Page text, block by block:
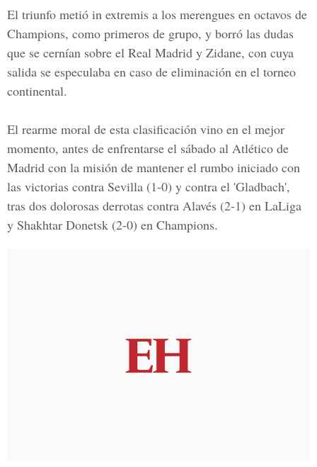
El triunfo metió in extremis a los merengues en octavos de
Champions, como primeros de grupo, y borró las dudas
que se cernían sobre el Real Madrid y Zidane, con cuya
salida se especulaba en caso de eliminación en el torneo
continental.
El rearme moral de esta clasificación vino en el mejor
momento, antes de enfrentarse el sábado al Atlético de
Madrid con la misión de mantener el rumbo iniciado con
las victorias contra Sevilla (1-0) y contra el 'Gladbach',
tras dos dolorosas derrotas contra Alavés (2-1) en LaLiga
y Shakhtar Donetsk (2-0) en Champions.